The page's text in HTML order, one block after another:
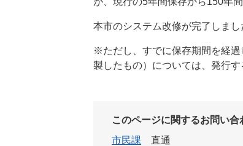
本市のシステム改修が完了しまし
※ただし、すでに保存期間を経
製したもの）については、発行
このページに関するお問い合
市民課
直通